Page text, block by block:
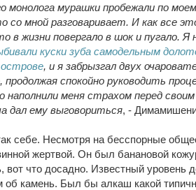
монолога мурашки пробежали по
со мной разговаривает. И как все
в жизни повергало в шок и пугало. Я
куски зуба самодельным
, и я забрызгал двух
продолжая спокойно руководить
наполнили меня страхом перед
дал ему выговориться, -
себе. Несмотря на бесспорные
жертвой. Он был банановой
вот что досадно. Известный уровень
об камень. Был бы алкаш какой